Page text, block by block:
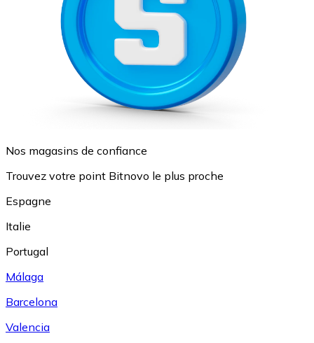
Nos magasins de confiance
Trouvez votre point Bitnovo le plus proche
Espagne
Italie
Portugal
Málaga
Barcelona
Valencia